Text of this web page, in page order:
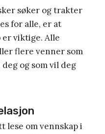
søker og trakter
for alle, er at
er viktige. Alle
flere venner som
og som vil deg
lese om vennskap i